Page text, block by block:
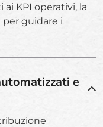
KPI operativi, la
guidare i
e